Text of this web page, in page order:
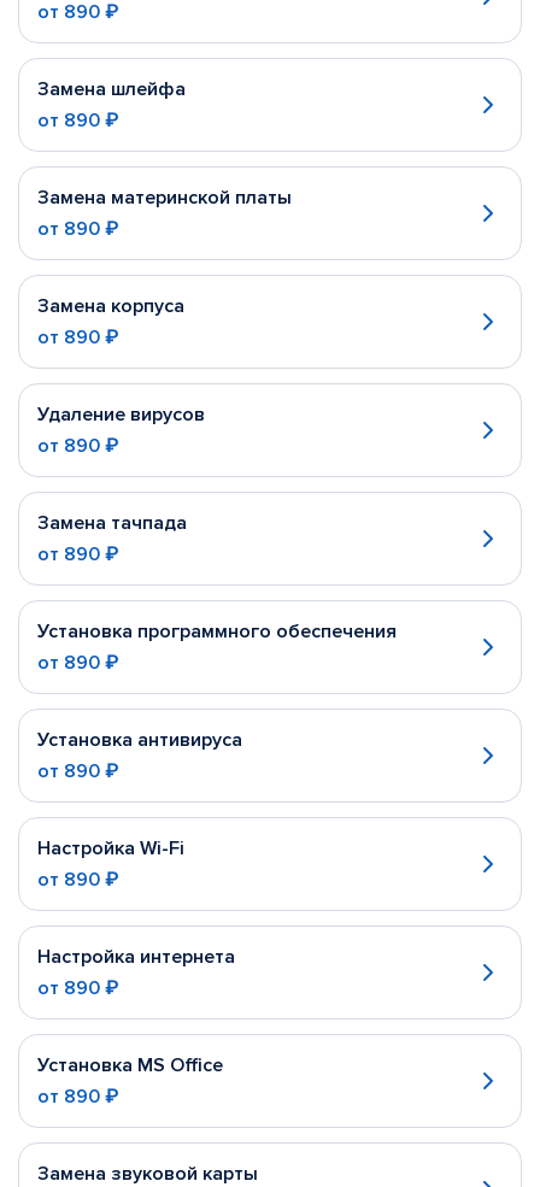
от 890 ₽
Замена шлейфа
от 890 ₽
Замена материнской платы
от 890 ₽
Замена корпуса
от 890 ₽
Удаление вирусов
от 890 ₽
Замена тачпада
от 890 ₽
Установка программного обеспечения
от 890 ₽
Установка антивируса
от 890 ₽
Настройка Wi-Fi
от 890 ₽
Настройка интернета
от 890 ₽
Установка MS Office
от 890 ₽
Замена звуковой карты